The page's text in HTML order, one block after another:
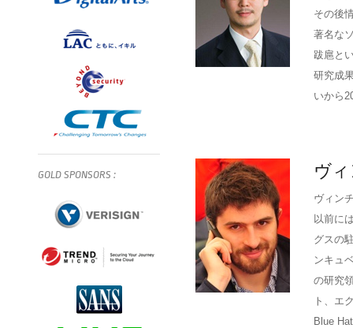
その後
著名な
跋扈と
研究成
いから
ヴ
ヴィン
以前に
グスの
ンキュ
の研究
ト、エ
Blue
GOLD SPONSORS :